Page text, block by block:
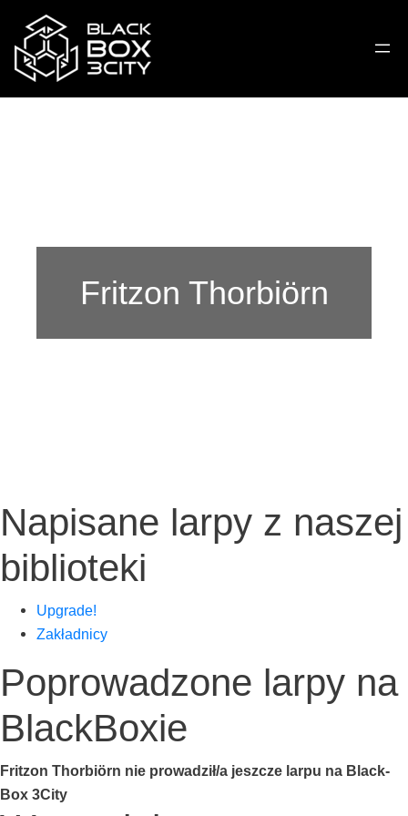
Fritzon Thorbiörn
Napisane larpy z naszej
biblioteki
Upgra­de!
Zakład­ni­cy
Poprowadzone larpy na
BlackBoxie
Frit­zon Thor­bi­örn nie prowadził/a jesz­cze lar­pu na Black­
Box 3City